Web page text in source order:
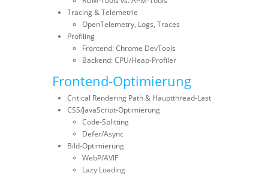
Tracing & Telemetrie
OpenTelemetry, Logs, Traces
Profiling
Frontend: Chrome DevTools
Backend: CPU/Heap-Profiler
Frontend-Optimierung
Critical Rendering Path & Hauptthread-Last
CSS/JavaScript-Optimierung
Code-Splitting
Defer/Async
Bild-Optimierung
WebP/AVIF
Lazy Loading